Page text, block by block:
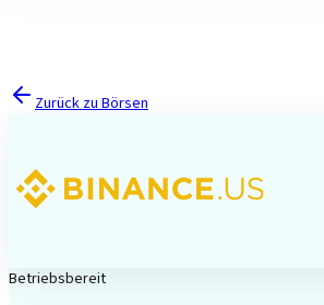
Zurück zu Börsen
Betriebsbereit